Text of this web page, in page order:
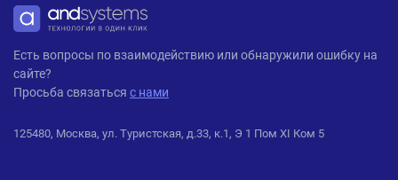
ANDPRO
Есть вопросы по взаимодействию или обнаружили ошибку на
сайте?
Просьба связаться с нами
125480, Москва, ул. Туристская, д.33, к.1, Э 1 Пом XI Ком 5